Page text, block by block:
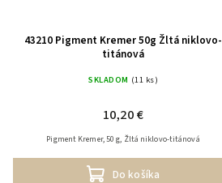
43210 Pigment Kremer 50g Žltá niklovo-
titánová
SKLADOM (11 ks)
10,20 €
Do košíka
Pigment Kremer, 50 g, Žltá niklovo-titánová